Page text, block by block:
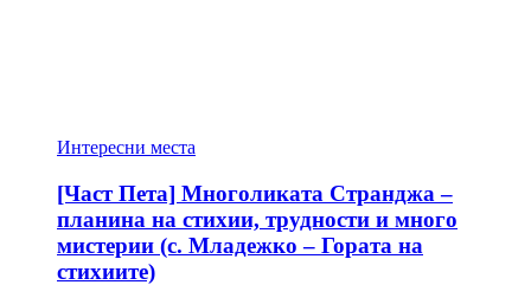
Интересни места
[Част Пета] Многоликата Странджа –
планина на стихии, трудности и много
мистерии (с. Младежко – Гората на
стихиите)